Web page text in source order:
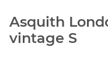
Asquith
vintage S